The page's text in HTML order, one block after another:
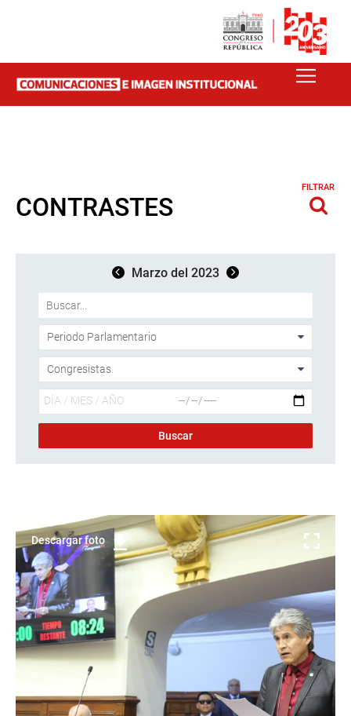
CONTRASTES
FILTRAR
Marzo del 2023
Descargar foto